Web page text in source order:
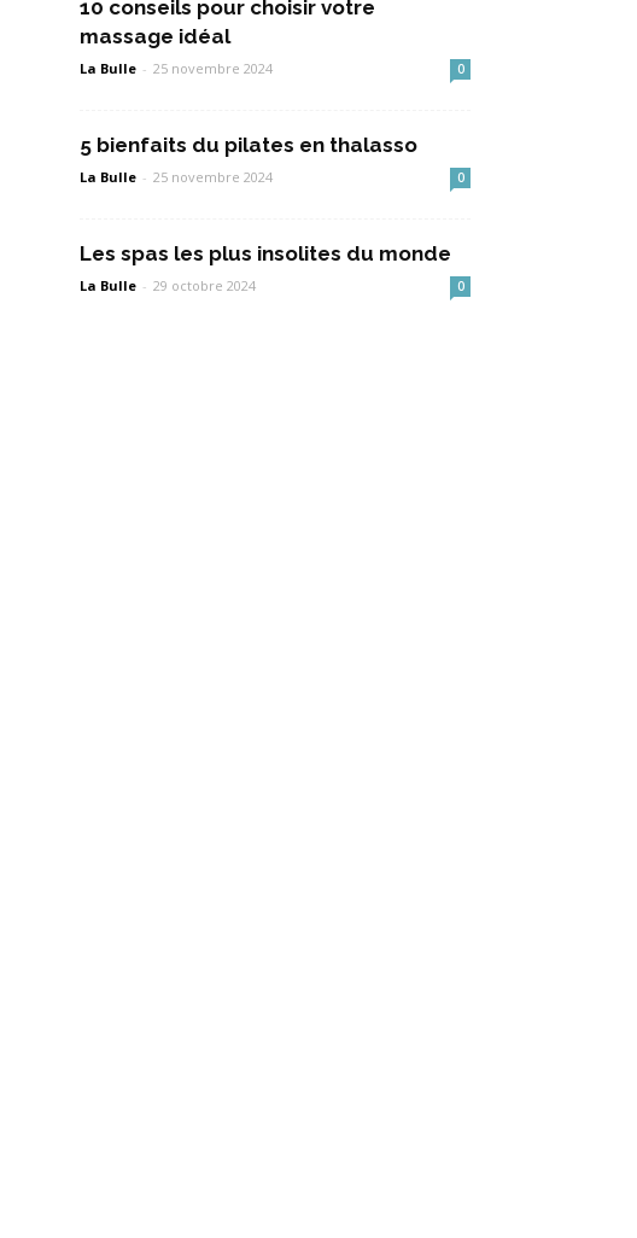
10 conseils pour choisir votre
massage idéal
La Bulle - 25 novembre 2024 0
5 bienfaits du pilates en thalasso
La Bulle - 25 novembre 2024 0
Les spas les plus insolites du monde
La Bulle - 29 octobre 2024 0